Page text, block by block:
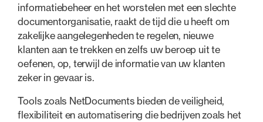
informatiebeheer en het worstelen met een slechte
documentorganisatie, raakt de tijd die u heeft om
zakelijke aangelegenheden te regelen, nieuwe
klanten aan te trekken en zelfs uw beroep uit te
oefenen, op, terwijl de informatie van uw klanten
zeker in gevaar is.
Tools zoals NetDocuments bieden de veiligheid,
flexibiliteit en automatisering die bedrijven zoals het